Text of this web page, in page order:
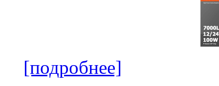
[подробнее]